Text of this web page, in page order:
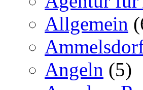
Allgemein
Angeln (5)